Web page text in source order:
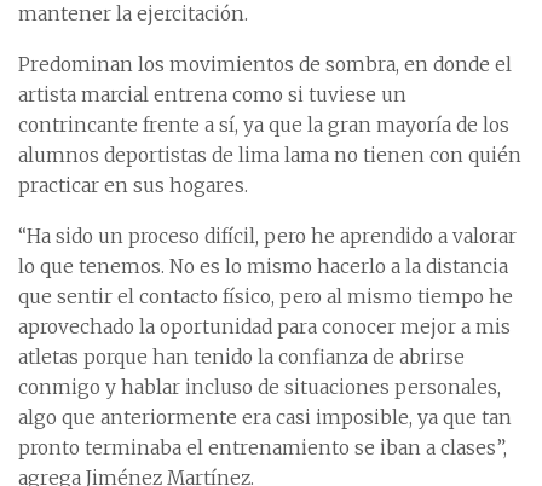
mantener la ejercitación.
Predominan los movimientos de sombra, en donde el
artista marcial entrena como si tuviese un
contrincante frente a sí, ya que la gran mayoría de los
alumnos deportistas de lima lama no tienen con quién
practicar en sus hogares.
“Ha sido un proceso difícil, pero he aprendido a valorar
lo que tenemos. No es lo mismo hacerlo a la distancia
que sentir el contacto físico, pero al mismo tiempo he
aprovechado la oportunidad para conocer mejor a mis
atletas porque han tenido la confianza de abrirse
conmigo y hablar incluso de situaciones personales,
algo que anteriormente era casi imposible, ya que tan
pronto terminaba el entrenamiento se iban a clases”,
agrega Jiménez Martínez.